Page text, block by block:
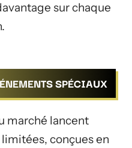
sur chaque
SPÉCIAUX
marché lancent
conçues en